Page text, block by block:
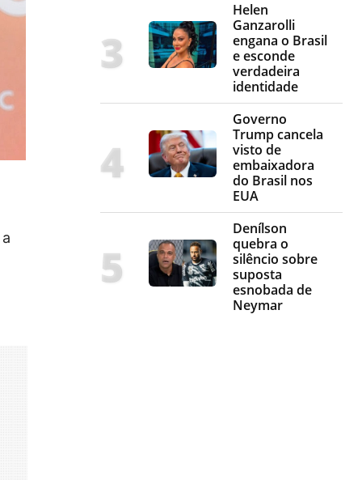
Helen
Ganzarolli
engana o Brasil
e esconde
verdadeira
identidade
Governo
Trump cancela
visto de
embaixadora
do Brasil nos
EUA
Denílson
quebra o
silêncio sobre
suposta
esnobada de
Neymar